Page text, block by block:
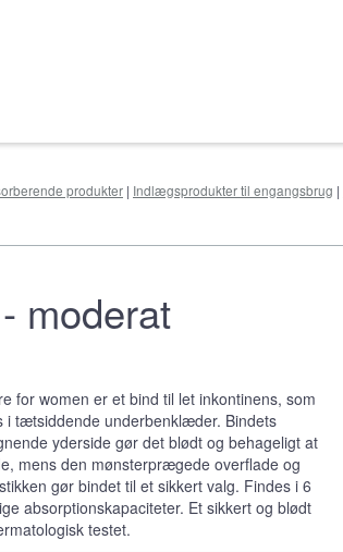
produkter | Indlægsprodukter til engangsbrug |
moderat
for women er et bind til let inkontinens, som
i tætsiddende underbenklæder. Bindets
yderside gør det blødt og behageligt at
mens den mønsterprægede overflade og
gør bindet til et sikkert valg. Findes i 6
absorptionskapaciteter. Et sikkert og blødt
testet.